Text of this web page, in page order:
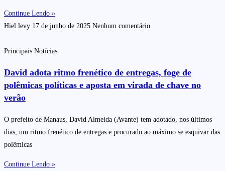
Continue Lendo »
Hiel levy 17 de junho de 2025 Nenhum comentário
Principais Notícias
David adota ritmo frenético de entregas, foge de
polêmicas políticas e aposta em virada de chave no
verão
O prefeito de Manaus, David Almeida (Avante) tem adotado, nos últimos
dias, um ritmo frenético de entregas e procurado ao máximo se esquivar das
polêmicas
Continue Lendo »